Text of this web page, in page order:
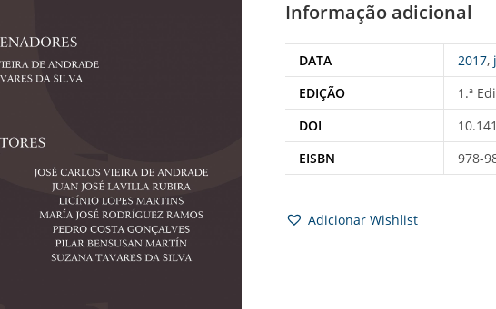
Informação adicional
DATA 2017,
EDIÇÃO
1.ª
DOI
EISBN
978-
Adicionar Wishlist